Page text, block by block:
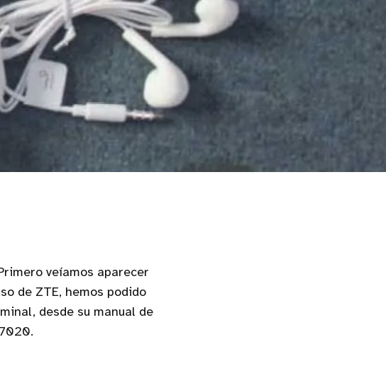
veíamos aparecer
de ZTE, hemos podido
desde su manual de